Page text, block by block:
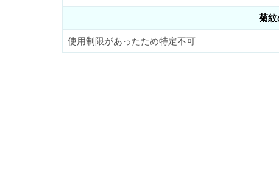
菊
使用制限があったため特定不可